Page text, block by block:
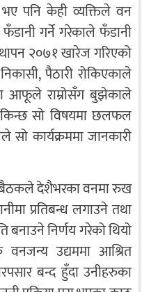
भए पनि केही व्यक्तिले वन
गर्ने गरेकाले फँडानी
२०७१ खारेज गरिएको
पैठारी रोकिएकाले
आफूले राम्रोसँग बुझेकाले
सो विषयमा छलफल
कार्यक्रममा जानकारी
बैठकले देशैभरका वनमा रुख
प्रतिबन्ध लगाउने तथा
बनाउने निर्णय गरेको थियो
उद्यममा आश्रित
बन्द हुँदा उनीहरुका